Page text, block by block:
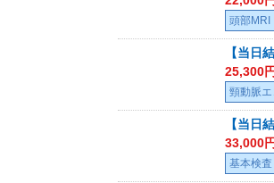
頭部MRI
【当日
25,300
頸動脈エ
【当日
33,000
基本検査